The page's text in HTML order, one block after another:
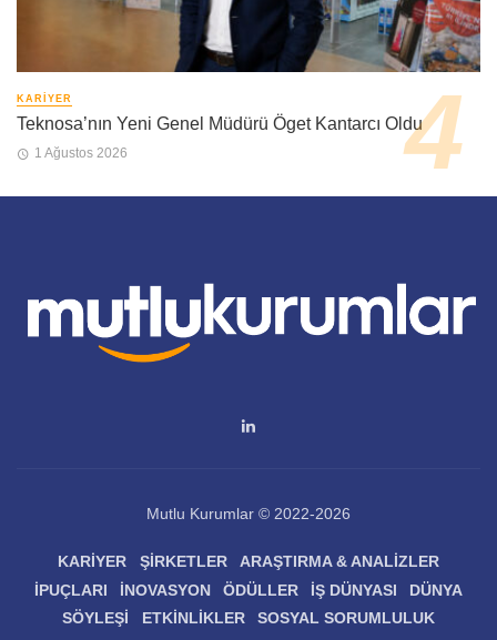
KARIYER
Teknosa’nın Yeni Genel Müdürü Öget Kantarcı Oldu
1 Ağustos 2026
Mutlu Kurumlar © 2022-2026
KARIYER ŞIRKETLER
ARAŞTIRMA & ANALIZLER
İPUÇLARI
İNOVASYON ÖDÜLLER İŞ DÜNYASI
DÜNYA
SÖYLEŞI
ETKINLIKLER
SOSYAL SORUMLULUK